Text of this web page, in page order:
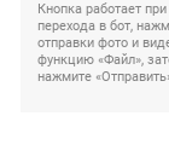
Кнопка работает
перехода в бот,
отправки фото и
функцию «Файл»,
нажмите